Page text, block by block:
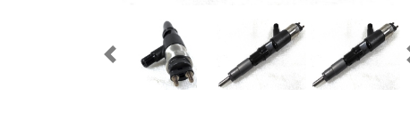
Предыдущий